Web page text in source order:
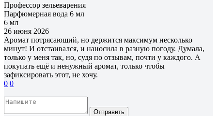
Профессор зельеварения
Парфюмерная вода 6 мл
6 мл
26 июня 2026
Аромат потрясающий, но держится максимум несколько
минут! И отстаивался, и наносила в разную погоду. Думала,
только у меня так, но, судя по отзывам, почти у каждого. А
покупать ещё и ненужный аромат, только чтобы
зафиксировать этот, не хочу.
0 0
Отправить